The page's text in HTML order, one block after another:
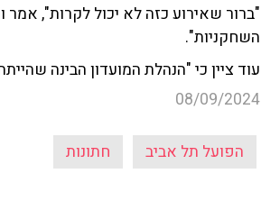
"ברור שאירוע כזה לא יכול לקרות",
השחקניות".
עוד ציין כי "הנהלת המועדון הבינה
08/09/2024
הפועל תל אביב חתונות